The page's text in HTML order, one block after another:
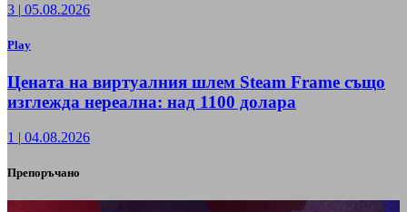
3 | 05.08.2026
Play
Цената на виртуалния шлем Steam Frame също
изглежда нереална: над 1100 долара
1 | 04.08.2026
Препоръчано